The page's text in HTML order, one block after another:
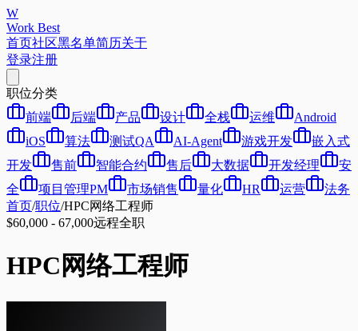
W
Work Best
首页社区黑名单简历关于
登录注册
职位分类
前端
后端 产品 设计 全栈 运维
Android
iOS
算法 测试QA AI-Agent 游戏开发
嵌入式
开发
售前 智能合约 售后 大数据 开发经理
安
全
项目管理PM 市场销售 量化 HR 运营
法务
首页/职位/HPC网络工程师
$60,000 - 67,000远程全职
HPC网络工程师